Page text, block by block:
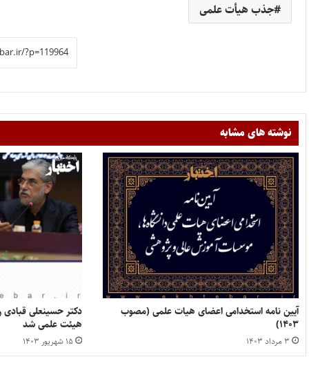
جذب هیأت علمی
نوشته های مشابه
آیین نامه استخدامی اعضای هیات علمی (مصوب
۱۴۰۳)
۳ مرداد ۱۴۰۳
دکتر حسینعلی
هیئت علمی شد
۱۵ شهریور ۱۴۰۳